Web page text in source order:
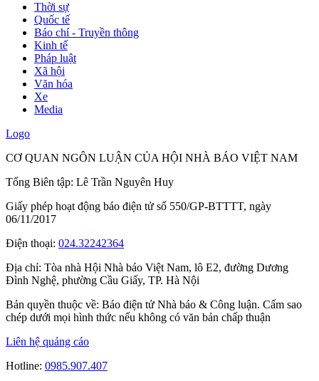
Thời sự
Quốc tế
Báo chí - Truyền thông
Kinh tế
Pháp luật
Xã hội
Văn hóa
Xe
Media
Logo
CƠ QUAN NGÔN LUẬN CỦA HỘI NHÀ BÁO VIỆT NAM
Tổng Biên tập: Lê Trần Nguyên Huy
Giấy phép hoạt động báo điện tử số 550/GP-BTTTT, ngày
06/11/2017
Điện thoại: 024.32242364
Địa chỉ: Tòa nhà Hội Nhà báo Việt Nam, lô E2, đường Dương
Đình Nghệ, phường Cầu Giấy, TP. Hà Nội
Bản quyền thuộc về: Báo điện tử Nhà báo & Công luận. Cấm sao
chép dưới mọi hình thức nếu không có văn bản chấp thuận
Liên hệ quảng cáo
Hotline: 0985.907.407